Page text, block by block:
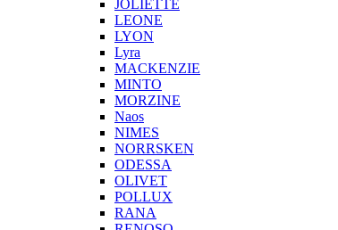
JOLIETTE
LEONE
LYON
Lyra
MACKENZIE
MINTO
MORZINE
Naos
NIMES
NORRSKEN
ODESSA
OLIVET
POLLUX
RANA